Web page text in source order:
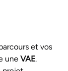
et vos
une VAE.